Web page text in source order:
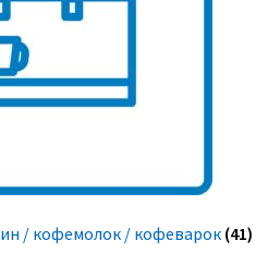
/ кофемолок / кофеварок (41)